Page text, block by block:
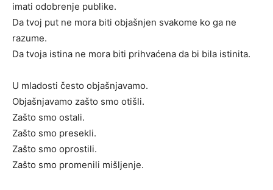
imati odobrenje publike.
Da tvoj put ne mora biti objašnjen svakome ko ga ne
razume.
Da tvoja istina ne mora biti prihvaćena da bi bila istinita.
U mladosti često objašnjavamo.
Objašnjavamo zašto smo otišli.
Zašto smo ostali.
Zašto smo presekli.
Zašto smo oprostili.
Zašto smo promenili mišljenje.